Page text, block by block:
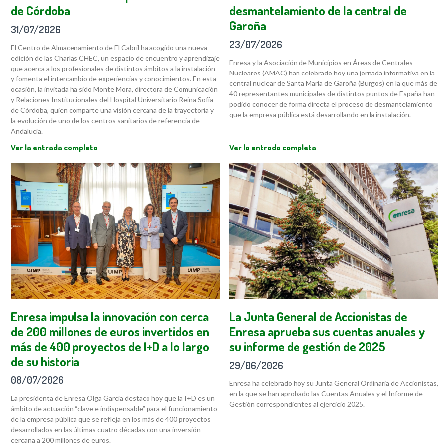
de Córdoba
31/07/2026
El Centro de Almacenamiento de El Cabril ha acogido una nueva
edición de las Charlas CHEC, un espacio de encuentro y aprendizaje
que acerca a los profesionales de distintos ámbitos a la instalación
y fomenta el intercambio de experiencias y conocimientos. En esta
ocasión, la invitada ha sido Monte Mora, directora de Comunicación
y Relaciones Institucionales del Hospital Universitario Reina Sofía
de Córdoba, quien comparte una visión cercana de la trayectoria y
la evolución de uno de los centros sanitarios de referencia de
Andalucía.
Ver la entrada completa
desmantelamiento de la central de
Garoña
23/07/2026
Enresa y la Asociación de Municipios en Áreas de Centrales
Nucleares (AMAC) han celebrado hoy una jornada informativa en la
central nuclear de Santa María de Garoña (Burgos) en la que más de
40 representantes municipales de distintos puntos de España han
podido conocer de forma directa el proceso de desmantelamiento
que la empresa pública está desarrollando en la instalación.
Ver la entrada completa
Enresa impulsa la innovación con cerca
de 200 millones de euros invertidos en
más de 400 proyectos de I+D a lo largo
de su historia
08/07/2026
La presidenta de Enresa Olga García destacó hoy que la I+D es un
ámbito de actuación “clave e indispensable” para el funcionamiento
de la empresa pública que se refleja en los más de 400 proyectos
desarrollados en las últimas cuatro décadas con una inversión
cercana a 200 millones de euros.
La Junta General de Accionistas de
Enresa aprueba sus cuentas anuales y
su informe de gestión de 2025
29/06/2026
Enresa ha celebrado hoy su Junta General Ordinaria de Accionistas,
en la que se han aprobado las Cuentas Anuales y el Informe de
Gestión correspondientes al ejercicio 2025.